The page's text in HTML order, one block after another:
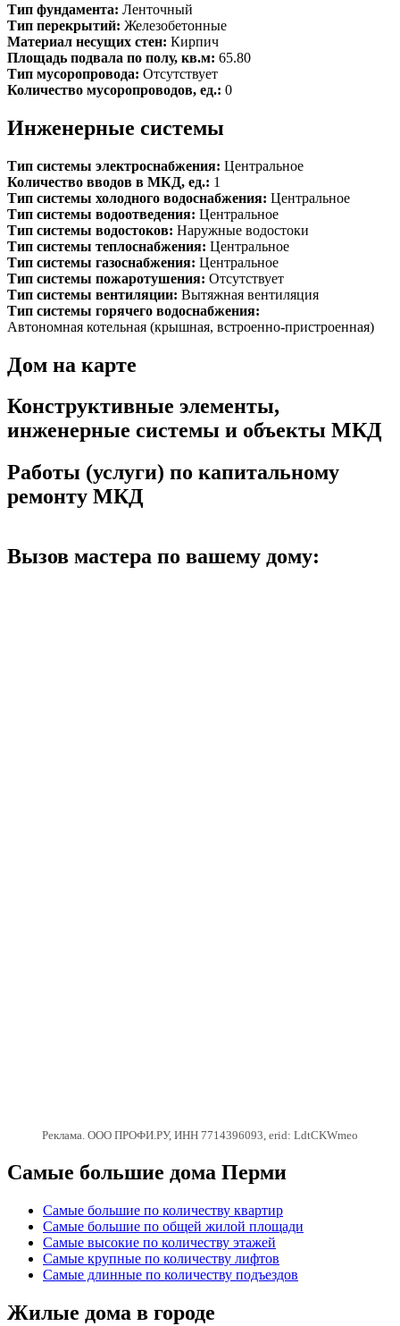
Тип фундамента: Ленточный
Тип перекрытий: Железобетонные
Материал несущих стен: Кирпич
Площадь подвала по полу, кв.м: 65.80
Тип мусоропровода: Отсутствует
Количество мусоропроводов, ед.: 0
Инженерные системы
Тип системы электроснабжения: Центральное
Количество вводов в МКД, ед.: 1
Тип системы холодного водоснабжения: Центральное
Тип системы водоотведения: Центральное
Тип системы водостоков: Наружные водостоки
Тип системы теплоснабжения: Центральное
Тип системы газоснабжения: Центральное
Тип системы пожаротушения: Отсутствует
Тип системы вентиляции: Вытяжная вентиляция
Тип системы горячего водоснабжения:
Автономная котельная (крышная, встроенно-пристроенная)
Дом на карте
Конструктивные элементы,
инженерные системы и объекты МКД
Работы (услуги) по капитальному
ремонту МКД
Вызов мастера по вашему дому:
Реклама. ООО ПРОФИ.РУ, ИНН 7714396093, erid: LdtCKWmeo
Самые большие дома Перми
Самые большие по количеству квартир
Самые большие по общей жилой площади
Самые высокие по количеству этажей
Самые крупные по количеству лифтов
Самые длинные по количеству подъездов
Жилые дома в городе